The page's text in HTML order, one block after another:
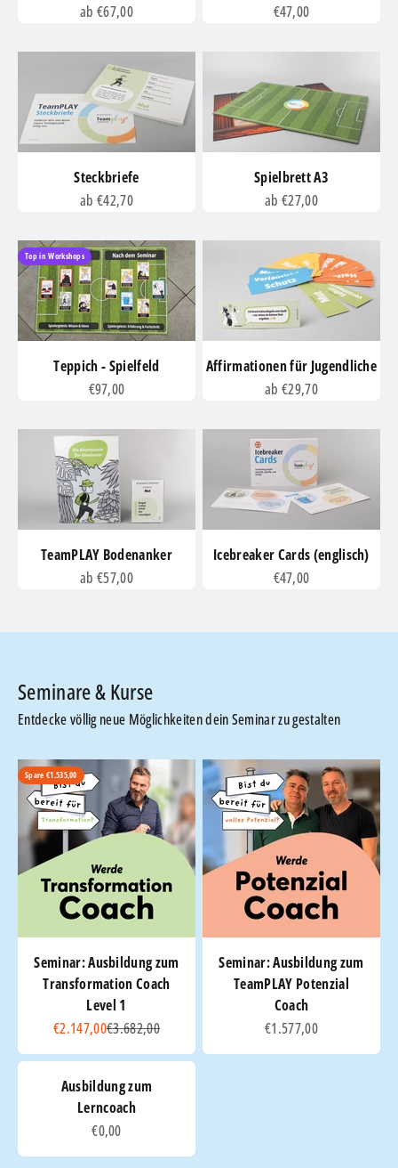
Angebot
ab €67,00
Angebot
€47,00
Steckbriefe
Angebot
ab €42,70
Spielbrett A3
Angebot
ab €27,00
Top in Workshops
Teppich - Spielfeld
Angebot
€97,00
Affirmationen für Jugendliche
Angebot
ab €29,70
TeamPLAY Bodenanker
Angebot
ab €57,00
Icebreaker Cards (englisch)
Angebot
€47,00
Entdecke völlig neue Möglichkeiten dein Seminar zu gestalten
Spare €1.535,00
Seminar: Ausbildung zum
Transformation Coach
Level 1
Angebot
€2.147,00Regulärer Preis
€3.682,00
Seminar: Ausbildung zum
TeamPLAY Potenzial
Coach
Angebot
€1.577,00
Ausbildung zum
Lerncoach
Angebot
€0,00